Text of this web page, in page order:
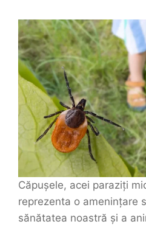
Căpușele, acei paraziți
reprezenta o amenințare
sănătatea noastră și a